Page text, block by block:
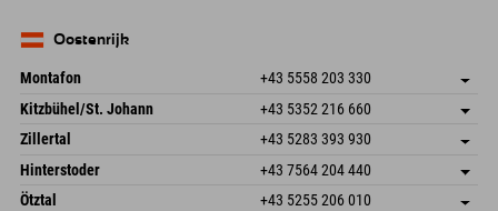
Duitsland
Oostenrijk
Montafon +43 5558 203 330
Dorfstr. 127b
6793 Gaschurn/Montafon
Oostenrijk
Adres opslaan
Aankomstinformatie
Booking
Kitzbühel/St. Johann +43 5352 216 660
Speckbacherstraße 87
Oostenrijk
Adres opslaan
Booking
Zillertal +43 5283 393 930
Schmiedau 2
6272 Kaltenbach im Zillertal
Oostenrijk
Adres opslaan
Aankomstinformatie
Booking
Hinterstoder +43 7564 204 440
Freizeitpark 10
Adres opslaan
Ötztal +43 5255 206 010